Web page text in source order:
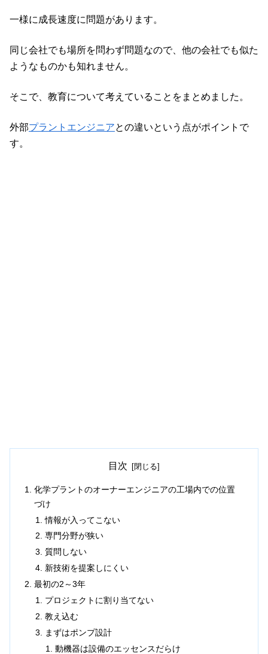
一様に成長速度に問題があります。
同じ会社でも場所を問わず問題なので、他の会社でも似た
ようなものかも知れません。
そこで、教育について考えていることをまとめました。
外部プラントエンジニアとの違いという点がポイントで
す。
目次
化学プラントのオーナーエンジニアの工場内での位置
づけ
情報が入ってこない
専門分野が狭い
質問しない
新技術を提案しにくい
最初の2～3年
プロジェクトに割り当てない
教え込む
まずはポンプ設計
動機器は設備のエッセンスだらけ